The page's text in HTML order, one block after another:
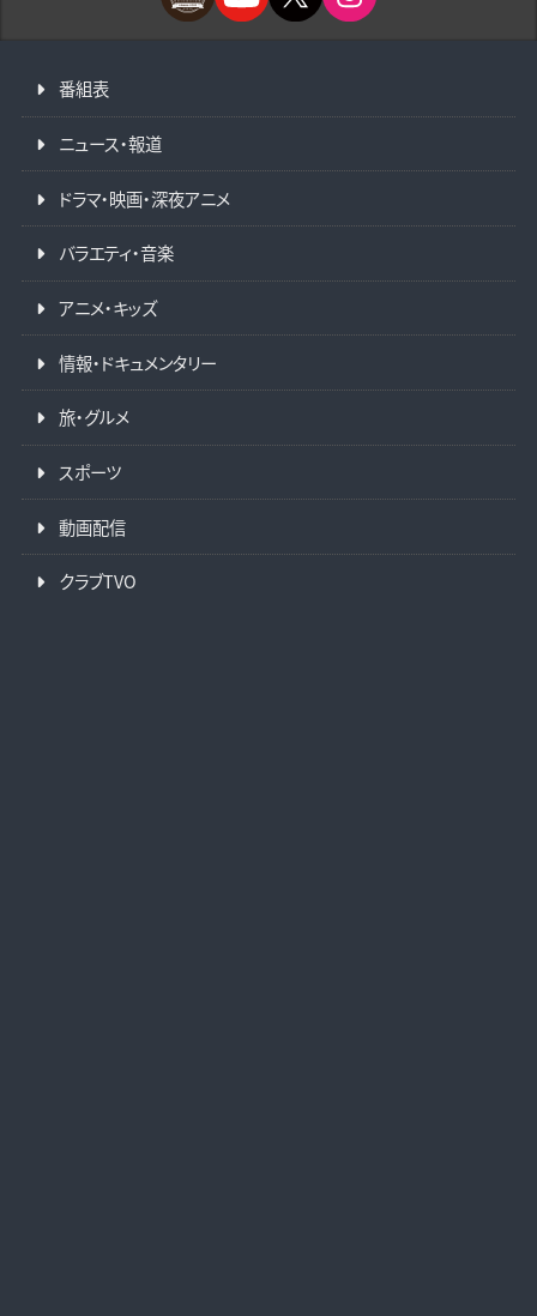
番組表
ニュース・報道
ドラマ・映画・深夜アニメ
バラエティ・音楽
アニメ・キッズ
情報・ドキュメンタリー
旅・グルメ
スポーツ
動画配信
クラブTVO